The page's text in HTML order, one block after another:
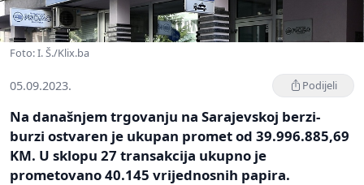
Foto: I. Š./Klix.ba
05.09.2023. Podijeli
Na današnjem trgovanju na Sarajevskoj berzi-
burzi ostvaren je ukupan promet od 39.996.885,69
KM. U sklopu 27 transakcija ukupno je
prometovano 40.145 vrijednosnih papira.